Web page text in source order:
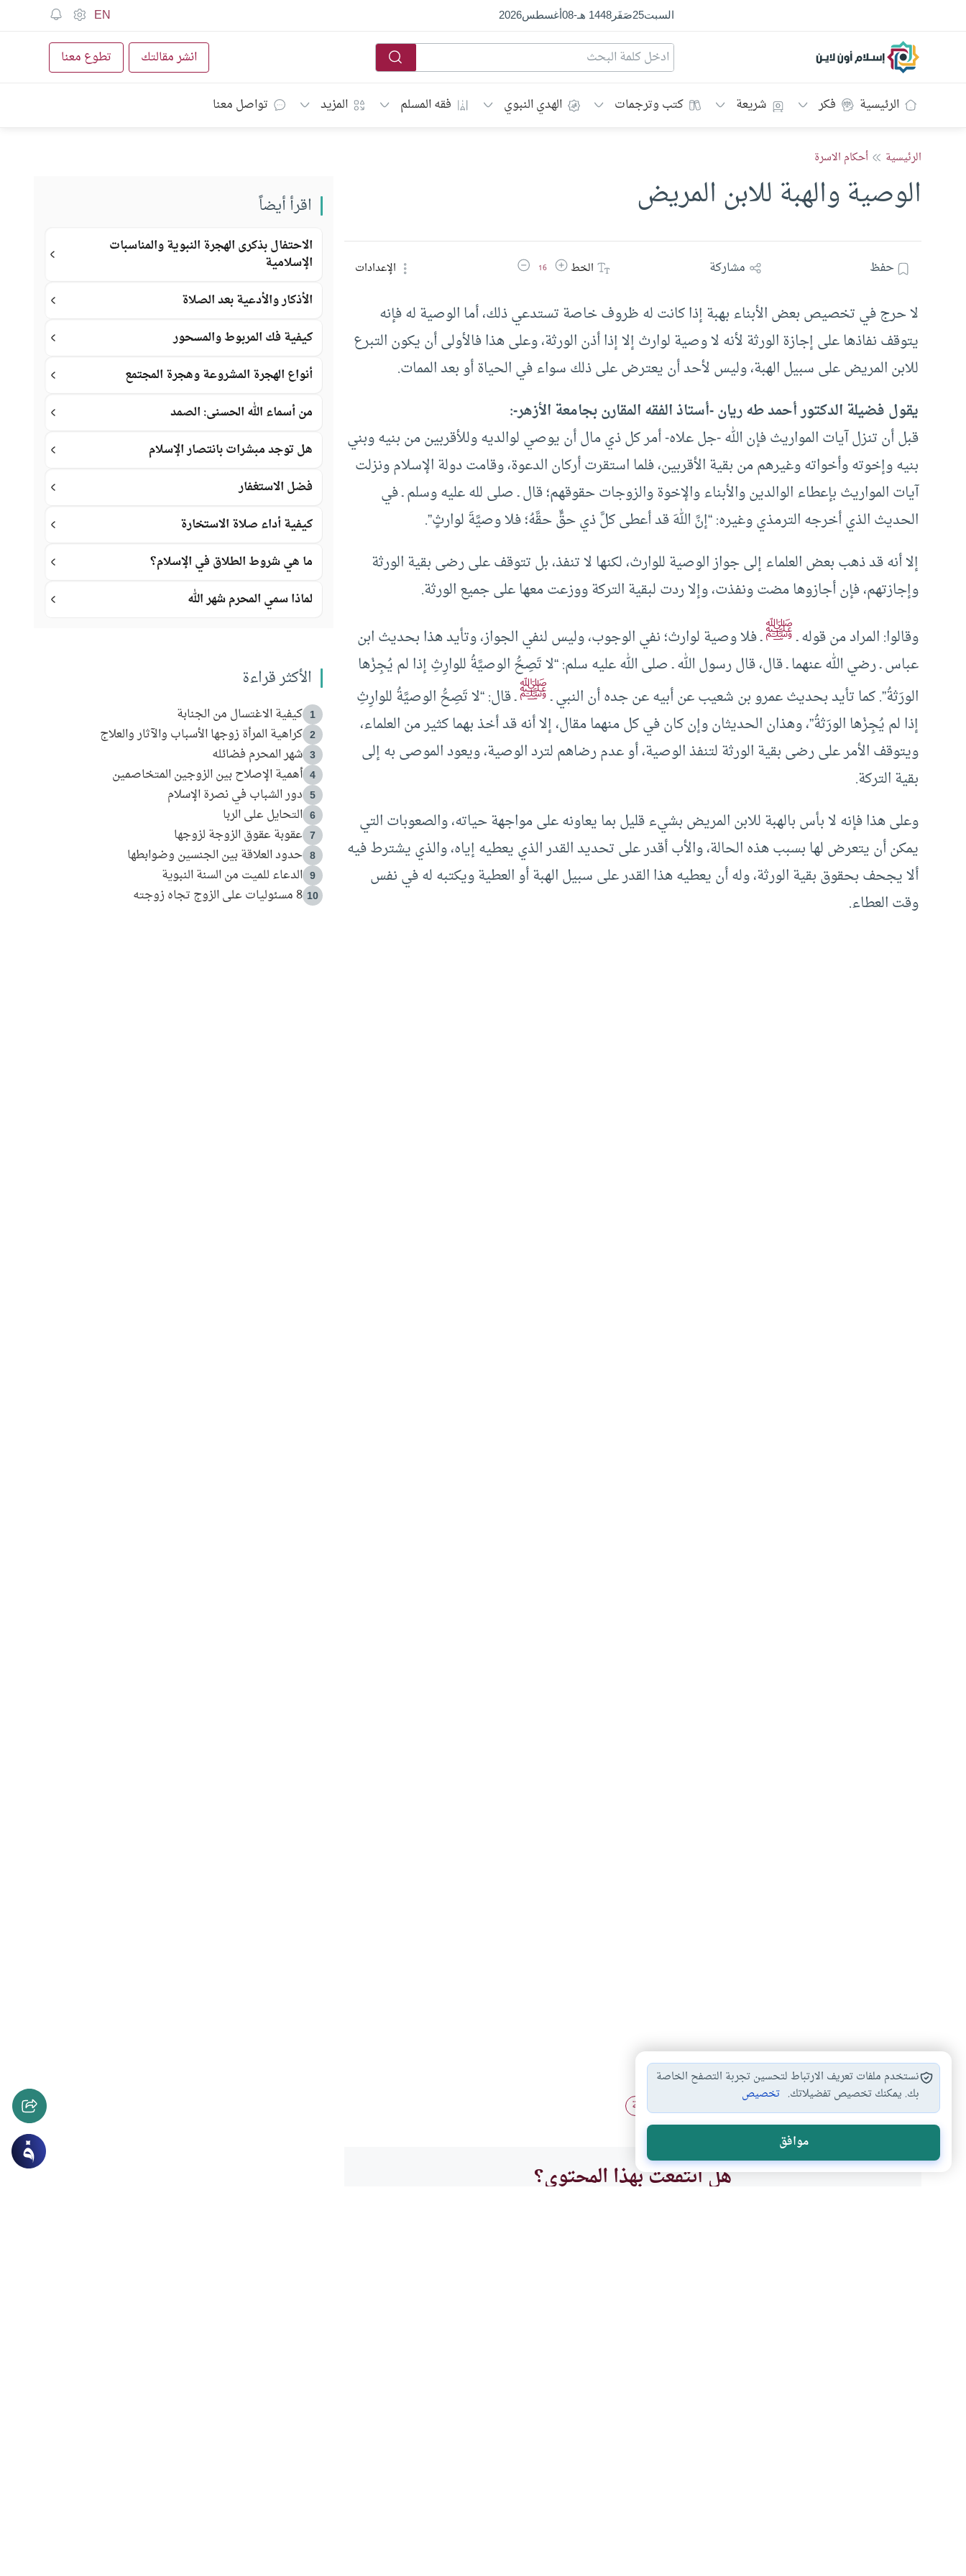
السبت25صَفَر1448 هـ -
08أغسطس2026
EN
إسلام أون لاين انشر مقالتك تطوع معنا
الرئيسية فكر شريعة كتب وترجمات الهدي النبوي فقه المسلم المزيد تواصل معنا
الرئيسية أحكام الاسرة
الوصية والهبة للابن المريض
حفظ مشاركة الخطزيادة حجم الخط
16 تقليل حجم الخط الإعدادات
لا حرج في تخصيص بعض الأبناء بهبة إذا كانت له ظروف خاصة تستدعي ذلك، أما الوصية له فإنه
يتوقف نفاذها على إجازة الورثة لأنه لا وصية لوارث إلا إذا أذن الورثة، وعلى هذا فالأولى أن يكون التبرع
للابن المريض على سبيل الهبة، وليس لأحد أن يعترض على ذلك سواء في الحياة أو بعد الممات.
يقول فضيلة الدكتور أحمد طه ريان -أستاذ الفقه المقارن بجامعة الأزهر-:
قبل أن تنزل آيات المواريث فإن الله -جل علاه- أمر كل ذي مال أن يوصي لوالديه وللأقربين من بنيه وبني
بنيه وإخوته وأخواته وغيرهم من بقية الأقربين، فلما استقرت أركان الدعوة، وقامت دولة الإسلام ونزلت
آيات المواريث بإعطاء الوالدين والأبناء والإخوة والزوجات حقوقهم؛ قال ـ صلى لله عليه وسلم ـ في
الحديث الذي أخرجه الترمذي وغيره: “إنَّ اللهَ قد أعطى كلَّ ذي حقٍّ حقَّهُ؛ فلا وصيَّةَ لوارثٍ”.
إلا أنه قد ذهب بعض العلماء إلى جواز الوصية للوارث، لكنها لا تنفذ، بل تتوقف على رضى بقية الورثة
وإجازتهم، فإن أجازوها مضت ونفذت، وإلا ردت لبقية التركة ووزعت معها على جميع الورثة.
وقالوا: المراد من قوله ـﷺـ فلا وصية لوارث؛ نفي الوجوب، وليس لنفي الجواز، وتأيد هذا بحديث ابن
عباس ـ رضي الله عنهما ـ قال، قال رسول الله ـ صلى الله عليه سلم: “لا تَصِحُّ الوصيَّةُ للوارِثِ إذا لم يُجِزْها
الورَثةُ”. كما تأيد بحديث عمرو بن شعيب عن أبيه عن جده أن النبي ـﷺـ قال: “لا تَصِحُّ الوصيَّةُ للوارِثِ
إذا لم يُجِزْها الورَثةُ”، وهذان الحديثان وإن كان في كل منهما مقال، إلا أنه قد أخذ بهما كثير من العلماء،
ويتوقف الأمر على رضى بقية الورثة لتنفذ الوصية، أو عدم رضاهم لترد الوصية، ويعود الموصى به إلى
بقية التركة.
وعلى هذا فإنه لا بأس بالهبة للابن المريض بشيء قليل بما يعاونه على مواجهة حياته، والصعوبات التي
يمكن أن يتعرض لها بسبب هذه الحالة، والأب أقدر على تحديد القدر الذي يعطيه إياه، والذي يشترط فيه
ألا يجحف بحقوق بقية الورثة، وله أن يعطيه هذا القدر على سبيل الهبة أو العطية ويكتبه له في نفس
وقت العطاء.
العدل في العطاء احكام الميراث والوصية الرجوع في الهبة
هل انتفعت بهذا المحتوى؟
اقرأ أيضاً
الاحتفال بذكرى الهجرة النبوية والمناسبات
الإسلامية
الأذكار والأدعية بعد الصلاة
كيفية فك المربوط والمسحور
أنواع الهجرة المشروعة وهجرة المجتمع
من أسماء الله الحسنى: الصمد
هل توجد مبشرات بانتصار الإسلام
فضل الاستغفار
كيفية أداء صلاة الاستخارة
ما هي شروط الطلاق في الإسلام؟
لماذا سمي المحرم شهر الله
الأكثر قراءة
1 كيفية الاغتسال من الجنابة
2 كراهية المرأة زوجها الأسباب والآثار والعلاج
3 شهر المحرم فضائله
4 أهمية الإصلاح بين الزوجين المتخاصمين
5 دور الشباب في نصرة الإسلام
6 التحايل على الربا
7 عقوبة عقوق الزوجة لزوجها
8 حدود العلاقة بين الجنسين وضوابطها
9 الدعاء للميت من السنة النبوية
10 8 مسئوليات على الزوج تجاه زوجته
نستخدم ملفات تعريف الارتباط لتحسين تجربة التصفح الخاصة
بك. يمكنك تخصيص تفضيلاتك. تخصيص
موافق